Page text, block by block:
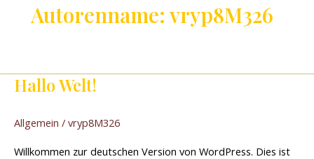
Autorenname: vryp8M326
Hallo Welt!
Allgemein / vryp8M326
Willkommen zur deutschen Version von WordPress. Dies ist
Hallo